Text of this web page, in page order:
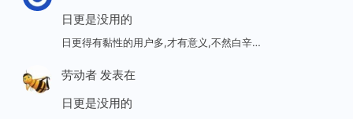
日更是没用的
日更得有黏性的用户多,才有意义,不然白辛…
劳动者发表在
日更是没用的